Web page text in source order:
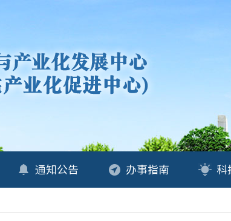
通知公告 办事指南 科